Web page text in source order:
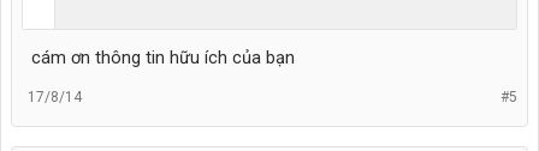
cám ơn thông tin hữu ích của bạn
#5
17/8/14